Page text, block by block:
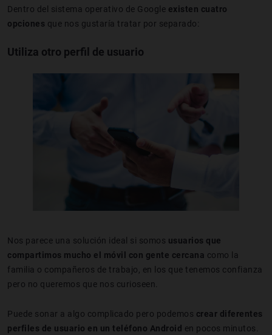
Dentro del sistema operativo de Google existen cuatro
opciones que nos gustaría tratar por separado:
Utiliza otro perfil de usuario
Nos parece una solución ideal si somos usuarios que
compartimos mucho el móvil con gente cercana como la
familia o compañeros de trabajo, en los que tenemos confianza
pero no queremos que nos curioseen.
Puede sonar a algo complicado pero podemos crear diferentes
perfiles de usuario en un teléfono Android en pocos minutos.